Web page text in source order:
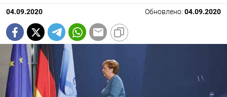
04.09.2020 Обновлено: 04.09.2020